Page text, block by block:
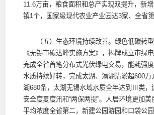
11.6万亩，粮食面积和总产实现双提升，新
镇1个，国家级现代农业产业园达3家、全省第
（五）生态环境持续改善。绿色低碳转型
《无锡市碳达峰实施方案》，揭牌成立市绿
完成全省首笔分布式光伏绿电交易，能耗强
水质持续好转，完成太湖、滆湖清淤超600万
湖680条，太湖无锡水域水质全年达到Ⅲ类，
安全度夏度汛和“两保两提”。人居环境更加
平均浓度全省第二，新建公园游园和口袋公